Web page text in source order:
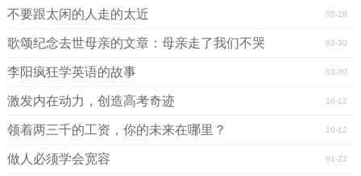
05-28
不要跟太闲的人走的太近
03-30
歌颂纪念去世母亲的文章：母亲走了我们不哭
03-30
李阳疯狂学英语的故事
10-12
激发内在动力，创造高考奇迹
10-12
领着两三千的工资，你的未来在哪里？
01-22
做人必须学会宽容